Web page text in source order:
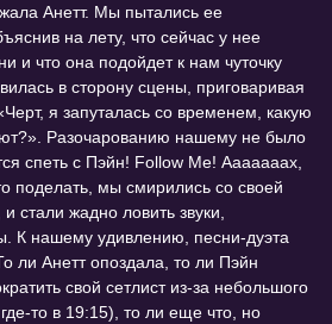
Анетт. Мы пытались ее
на лету, что сейчас у нее
и что она подойдет к нам чуточку
в сторону сцены, приговаривая
я запуталась со временем, какую
Разочарованию нашему не было
спеть с Пэйн! Follow Me! Ааааааах,
поделать, мы смирились со своей
стали жадно ловить звуки,
К нашему удивлению, песни-дуэта
ли Анетт опоздала, то ли Пэйн
свой сетлист из-за небольшого
то в 19:15), то ли еще что, но